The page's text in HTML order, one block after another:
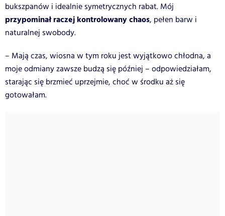
bukszpanów i idealnie symetrycznych rabat. Mój
przypominał raczej kontrolowany chaos, pełen barw i
naturalnej swobody.
– Mają czas, wiosna w tym roku jest wyjątkowo chłodna, a
moje odmiany zawsze budzą się później – odpowiedziałam,
starając się brzmieć uprzejmie, choć w środku aż się
gotowałam.